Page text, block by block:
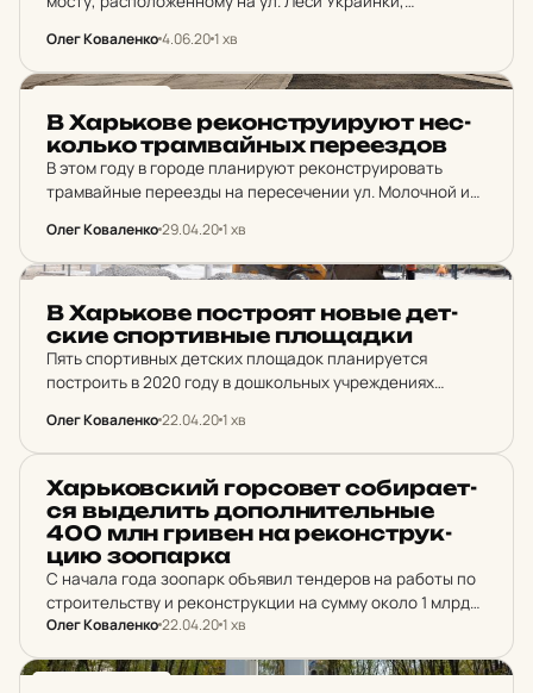
Олег Коваленко4.06.201 хв
В Харь­ко­ве ре­кон­стру­и­ру­ют не­с­
коль­ко трам­вайных пе­ре­ез­дов
В этом году в городе планируют реконструировать
трамвайные переезды на пересечении ул. Молочной и
Олег Коваленко29.04.201 хв
В Харь­ко­ве пос­тро­ят новые дет­
ские спор­тив­ные пло­щад­ки
Пять спортивных детских площадок планируется
построить в 2020 году в дошкольных учреждениях
Олег Коваленко22.04.201 хв
НОВИНИ ХАРКОВА
Харь­ков­ский гор­со­вет со­би­ра­ет­
ся выде­лить до­пол­ни­тель­ные
400 млн гривен на ре­кон­струк­
цию зо­о­пар­ка
С начала года зоопарк объявил тендеров на работы по
строительству и реконструкции на сумму около 1 млрд
гривен.
Олег Коваленко22.04.201 хв